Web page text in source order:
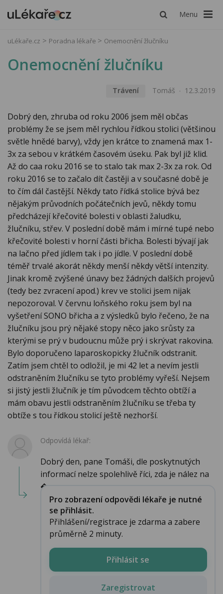
Menu
uLékaře.cz Poradna lékaře Onemocnění žlučníku
Onemocnění žlučníku
Trávení Tomáš 12.3.2019
Dobrý den, zhruba od roku 2006 jsem měl občas
problémy že se jsem měl rychlou řídkou stolici (většinou
světle hnědé barvy), vždy jen krátce to znamená max 1-
3x za sebou v krátkém časovém úseku. Pak byl již klid.
Až do caa roku 2016 se to stalo tak max 2-3x za rok. Od
roku 2016 se to začalo dít častěji a v současné době je
to čím dál častější. Někdy tato řídká stolice bývá bez
nějakým průvodních počátečních jevů, někdy tomu
předcházejí křečovité bolesti v oblasti žaludku,
žlučníku, střev. V poslední době mám i mírné tupé nebo
křečovité bolesti v horní části břicha. Bolesti bývají jak
na lačno před jídlem tak i po jídle. V poslední době
téměř trvalé akorát někdy menší někdy větší intenzity.
Jinak kromě zvýšené únavy bez žádných dalších projevů
(tedy bez zvracení apod.) krev ve stolici jsem nijak
nepozoroval. V červnu loňského roku jsem byl na
vyšetření SONO břicha a z výsledků bylo řečeno, že na
žlučníku jsou prý nějaké stopy něco jako srůsty za
kterými se prý v budoucnu může prý i skrývat rakovina.
Bylo doporučeno laparoskopicky žlučník odstranit.
Zatím jsem chtěl to odložil, je mi 42 let a nevím jestli
odstraněním žlučníku se tyto problémy vyřeší. Nejsem
si jistý jestli žlučník je tím původcem těchto obtíží a
mám obavu jestli odstraněním žlučníku se třeba ty
obtíže s tou řídkou stolicí ještě nezhorší.
Odpovídá lékař:
Dobrý den, pane Tomáši, dle poskytnutých
informací nelze spolehlivě říci, zda je nález na
�...
Pro zobrazení odpovědi lékaře je nutné
se přihlásit.
Přihlášení/registrace je zdarma a zabere
průměrně 2 minuty.
Přihlásit se
Zaregistrovat